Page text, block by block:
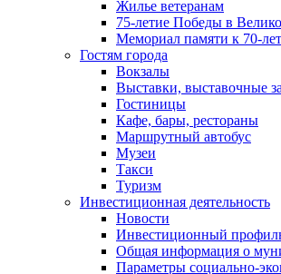
Жилье ветеранам
75-летие Победы в
Мемориал памяти к 70-
Гостям города
Вокзалы
Выставки, выставочные
Гостиницы
Кафе, бары, рестораны
Маршрутный автобус
Музеи
Такси
Туризм
Инвестиционная деятельность
Новости
Инвестиционный
Общая информация о
Параметры социально-